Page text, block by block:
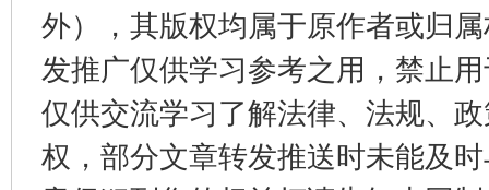
外），其版权均属于原作者或归
发推广仅供学习参考之用，禁止
仅供交流学习了解法律、法规、
权，部分文章转发推送时未能及